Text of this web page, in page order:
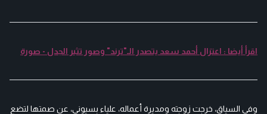
اقرأ أيضا : اعتزال أحمد سعد يتصدر الـ"ترند" وصور تثير الجدل - صورة
وفي السياق، خرجت زوجته ومديرة أعماله، علياء بسيوني، عن صمتها لتضع